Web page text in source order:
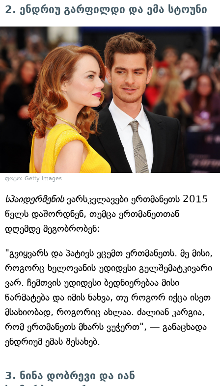
2. ენდრიუ გარფილდი და ემა სტოუნი
ფოტო: Getty Images
სპაიდერმენისვარსკვლავები ერთმანეთს 2015
წელს დაშორდნენ, თუმცა ერთმანეთთან
დღემდე მეგობრობენ:
"გვიყვარს და პატივს ვცემთ ერთმანეთს. მე მისი,
როგორც ხელოვანის უდიდესი გულშემატკივარი
ვარ. ჩემთვის უდიდესი ბედნიერებაა მისი
წარმატება და იმის ნახვა, თუ როგორ იქცა ისეთ
მსახიობად, როგორიც ახლაა. ძალიან კარგია,
რომ ერთმანეთს მხარს ვუჭერთ", — განაცხადა
ენდრიუმ ემას შესახებ.
3. ნინა დობრევი და იან